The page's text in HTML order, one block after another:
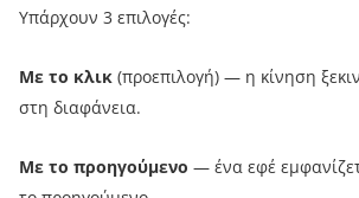
Υπάρχουν 3 επιλογές:
Με το κλικ (προεπιλογή) — η κίνηση
στη διαφάνεια.
Με το προηγούμενο — ένα εφέ